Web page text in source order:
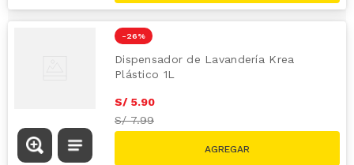
-26 %
Dispensador de Lavandería Krea
Plástico 1L
S/ 5.90
S/7.99